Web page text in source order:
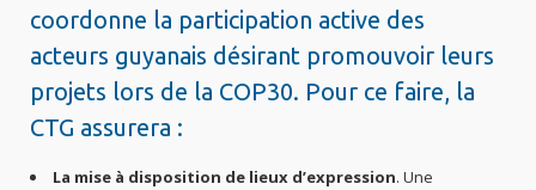
coordonne la participation active des
acteurs guyanais désirant promouvoir leurs
projets lors de la COP30. Pour ce faire, la
CTG assurera :
La mise à disposition de lieux d’expression. Une